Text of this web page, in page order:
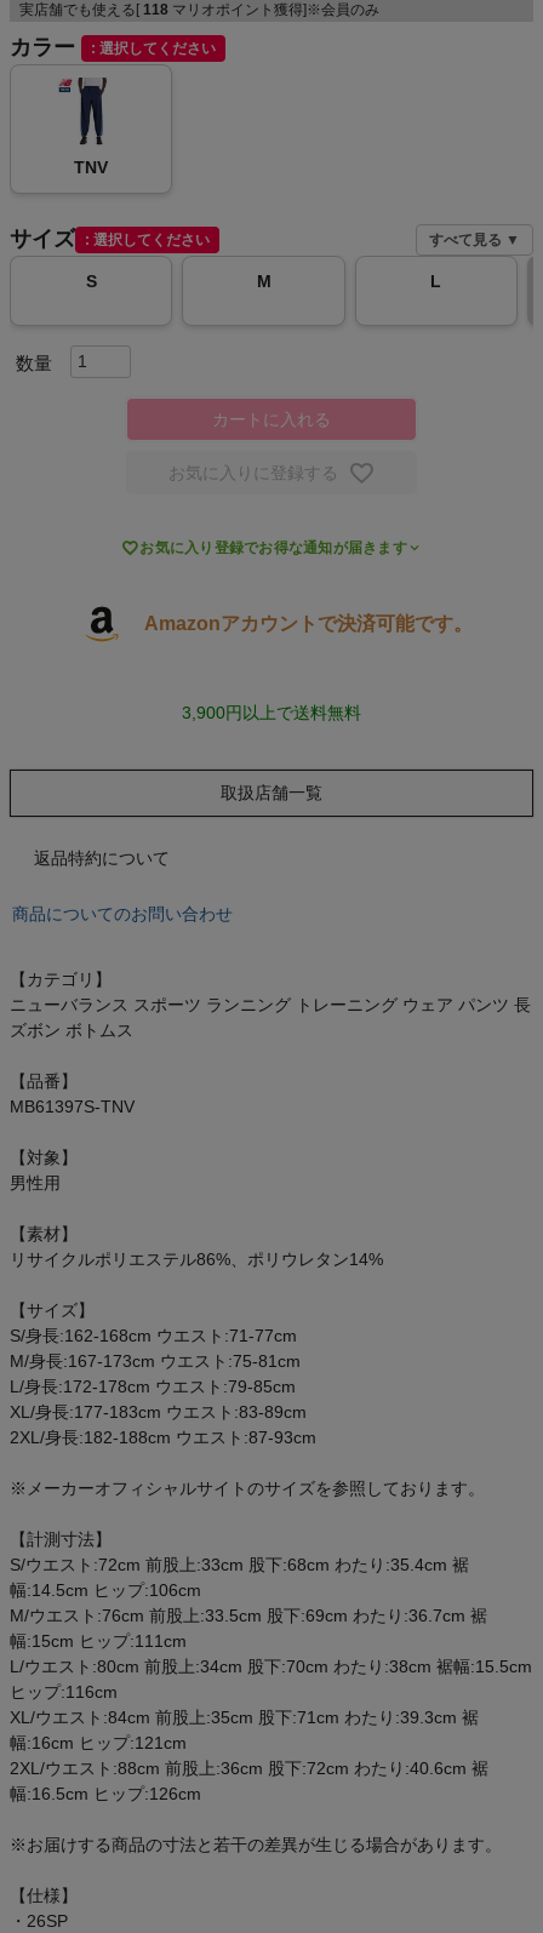
メンズカジュアルウェア
レディースカジュアルウェア
メンズスポーツウェア
レディーススポーツウェア
スポーツシューズ
もっと見る
キャンプ・フェス
もっと見る
インフィット INFIT
サックス SAXX
オン On
スポーツマリオTOP
お気に入り
ご利用ガイド
商品レビュー
プロテイン・サプリメントまとめ買い
アウトレットセール
スタッフコーディネート
スタッフブログ
実店舗でも使える[ 118 マリオポイント獲得]※会員のみ
カラー 選択してください
TNV
サイズ 選択してください すべて見る ▼
S M L
カートに入れる
お気に入りに登録する
お気に入り登録でお得な通知が届きます
Amazonアカウントで決済可能です。
3,900円以上で送料無料
取扱店舗一覧
返品特約について
商品についてのお問い合わせ
【カテゴリ】
ニューバランス スポーツ ランニング トレーニング ウェア パンツ 長
ズボン ボトムス
【品番】
MB61397S-TNV
【対象】
男性用
【素材】
リサイクルポリエステル86%、ポリウレタン14%
【サイズ】
S/身長:162-168cm ウエスト:71-77cm
M/身長:167-173cm ウエスト:75-81cm
L/身長:172-178cm ウエスト:79-85cm
XL/身長:177-183cm ウエスト:83-89cm
2XL/身長:182-188cm ウエスト:87-93cm
※メーカーオフィシャルサイトのサイズを参照しております。
【計測寸法】
S/ウエスト:72cm 前股上:33cm 股下:68cm わたり:35.4cm 裾
幅:14.5cm ヒップ:106cm
M/ウエスト:76cm 前股上:33.5cm 股下:69cm わたり:36.7cm 裾
幅:15cm ヒップ:111cm
L/ウエスト:80cm 前股上:34cm 股下:70cm わたり:38cm 裾幅:15.5cm
ヒップ:116cm
XL/ウエスト:84cm 前股上:35cm 股下:71cm わたり:39.3cm 裾
幅:16cm ヒップ:121cm
2XL/ウエスト:88cm 前股上:36cm 股下:72cm わたり:40.6cm 裾
幅:16.5cm ヒップ:126cm
※お届けする商品の寸法と若干の差異が生じる場合があります。
【仕様】
・26SP